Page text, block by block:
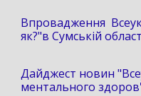
Впровадження
як?"в Сумській
Дайджест новин
ментального